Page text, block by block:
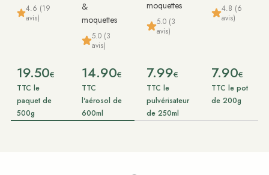
4.6 (19
avis)
19.50€
TTC le
paquet de
500g
&
moquettes
5.0 (3
avis)
14.90€
TTC
l'aérosol de
600ml
moquettes
5.0 (3
avis)
7.99€
TTC le
pulvérisateur
de 250ml
4.8 (6
avis)
7.90€
TTC le pot
de 200g